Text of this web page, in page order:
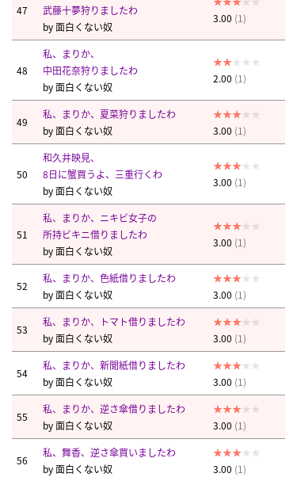
47
武藤十夢狩りましたわ
by面白くない奴
3.00 (1)
48
私、まりか、
中田花奈狩りましたわ
by面白くない奴
2.00 (1)
49
私、まりか、夏菜狩りましたわ
by面白くない奴 3.00 (1)
50
和久井映見、
8日に蟹買うよ、三重行くわ
by面白くない奴
3.00 (1)
51
私、まりか、ニキビ女子の
所持ビキニ借りましたわ
by面白くない奴
3.00 (1)
52
私、まりか、色紙借りましたわ
by面白くない奴 3.00 (1)
53
私、まりか、トマト借りましたわ
by面白くない奴 3.00 (1)
54
私、まりか、新聞紙借りましたわ
by面白くない奴 3.00 (1)
55
私、まりか、逆さ傘借りましたわ
by面白くない奴 3.00 (1)
56
私、舞香、逆さ傘買いましたわ
by面白くない奴 3.00 (1)